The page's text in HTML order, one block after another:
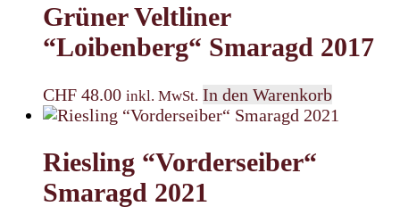
Grüner Veltliner
“Loibenberg“ Smaragd 2017
CHF 48.00 inkl. MwSt. In den Warenkorb
Riesling “Vorderseiber“
Smaragd 2021